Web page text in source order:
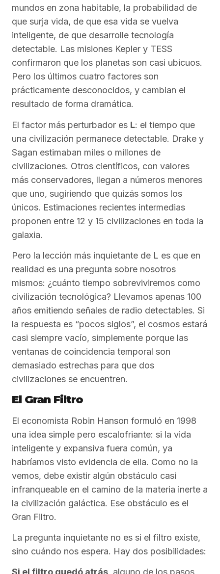
mundos en zona habitable, la probabilidad de
que surja vida, de que esa vida se vuelva
inteligente, de que desarrolle tecnología
detectable. Las misiones Kepler y TESS
confirmaron que los planetas son casi ubicuos.
Pero los últimos cuatro factores son
prácticamente desconocidos, y cambian el
resultado de forma dramática.
El factor más perturbador es L: el tiempo que
una civilización permanece detectable. Drake y
Sagan estimaban miles o millones de
civilizaciones. Otros científicos, con valores
más conservadores, llegan a números menores
que uno, sugiriendo que quizás somos los
únicos. Estimaciones recientes intermedias
proponen entre 12 y 15 civilizaciones en toda la
galaxia.
Pero la lección más inquietante de L es que en
realidad es una pregunta sobre nosotros
mismos: ¿cuánto tiempo sobreviviremos como
civilización tecnológica? Llevamos apenas 100
años emitiendo señales de radio detectables. Si
la respuesta es “pocos siglos”, el cosmos estará
casi siempre vacío, simplemente porque las
ventanas de coincidencia temporal son
demasiado estrechas para que dos
civilizaciones se encuentren.
El Gran Filtro
El economista Robin Hanson formuló en 1998
una idea simple pero escalofriante: si la vida
inteligente y expansiva fuera común, ya
habríamos visto evidencia de ella. Como no la
vemos, debe existir algún obstáculo casi
infranqueable en el camino de la materia inerte a
la civilización galáctica. Ese obstáculo es el
Gran Filtro.
La pregunta inquietante no es si el filtro existe,
sino cuándo nos espera. Hay dos posibilidades: